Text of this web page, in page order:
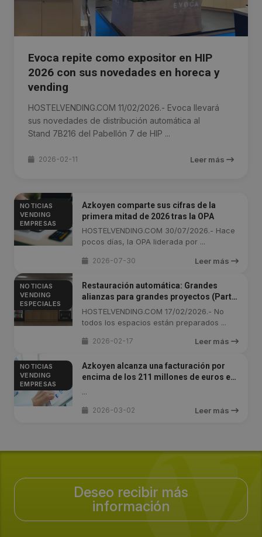
Evoca repite como expositor en HIP
2026 con sus novedades en horeca y
vending
HOSTELVENDING.COM 11/02/2026.- Evoca llevará
sus novedades de distribución automática al
Stand 7B216 del Pabellón 7 de HIP ...
2026-02-11 Leer más
NOTICIAS
VENDING
EMPRESAS
Azkoyen comparte sus cifras de la
primera mitad de 2026 tras la OPA
HOSTELVENDING.COM 30/07/2026.- Hace
pocos días, la OPA liderada por ...
2026-07-30 Leer más
NOTICIAS
VENDING
ESPECIALES
Restauración automática: Grandes
alianzas para grandes proyectos (Parte
1)
HOSTELVENDING.COM 17/02/2026.- No
todos los espacios están preparados ...
2026-02-17 Leer más
NOTICIAS
VENDING
EMPRESAS
Azkoyen alcanza una facturación por
encima de los 211 millones de euros en
...
2026-03-02 Leer más
Deseo recibir más
información